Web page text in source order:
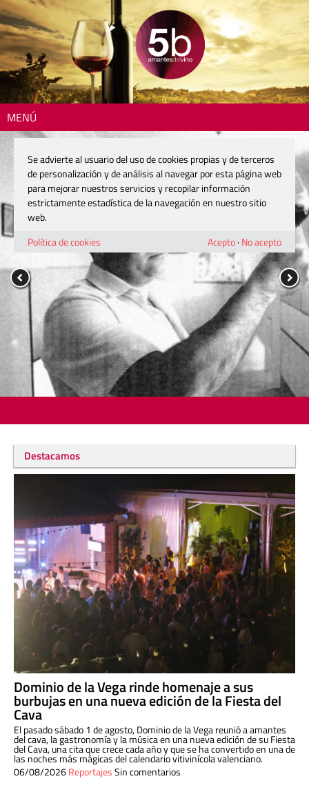
MENÚ
Destacamos
Dominio de la Vega rinde homenaje a sus
burbujas en una nueva edición de la Fiesta del
Cava
El pasado sábado 1 de agosto, Dominio de la Vega reunió a amantes
del cava, la gastronomía y la música en una nueva edición de su Fiesta
del Cava, una cita que crece cada año y que se ha convertido en una de
las noches más mágicas del calendario vitivinícola valenciano.
06/08/2026ReportajesSin comentarios
Se advierte al usuario del uso de cookies propias y de terceros
de personalización y de análisis al navegar por esta página web
para mejorar nuestros servicios y recopilar información
estrictamente estadística de la navegación en nuestro sitio
web.
Política de cookies
Acepto· No acepto